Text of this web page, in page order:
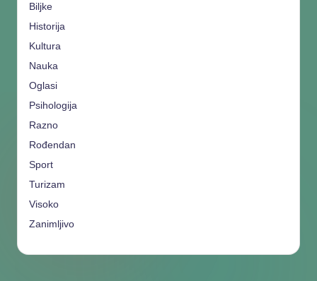
Biljke
Historija
Kultura
Nauka
Oglasi
Psihologija
Razno
Rođendan
Sport
Turizam
Visoko
Zanimljivo